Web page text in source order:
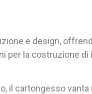
e design,
per la costruzione di
il cartongesso vanta